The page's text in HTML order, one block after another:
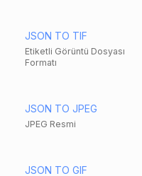
JSON TO TIF
Etiketli Görüntü Dosyası
Formatı
JSON TO JPEG
JPEG Resmi
JSON TO GIF